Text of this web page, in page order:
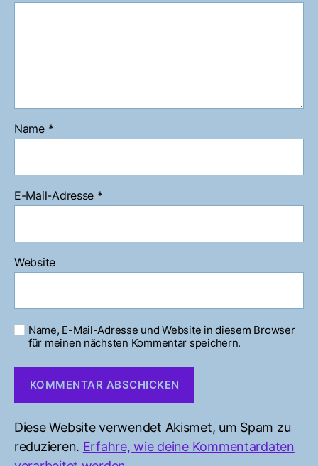
Name *
E-Mail-Adresse *
Website
Name, E-Mail-Adresse und Website in diesem Browser
für meinen nächsten Kommentar speichern.
Diese Website verwendet Akismet, um Spam zu
reduzieren. Erfahre, wie deine Kommentardaten